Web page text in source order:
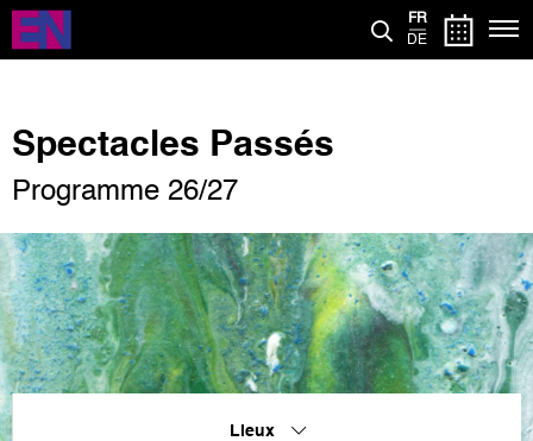
Aller
contenu
FR
DE
Spectacles Passés
Programme 26/27
Lieux